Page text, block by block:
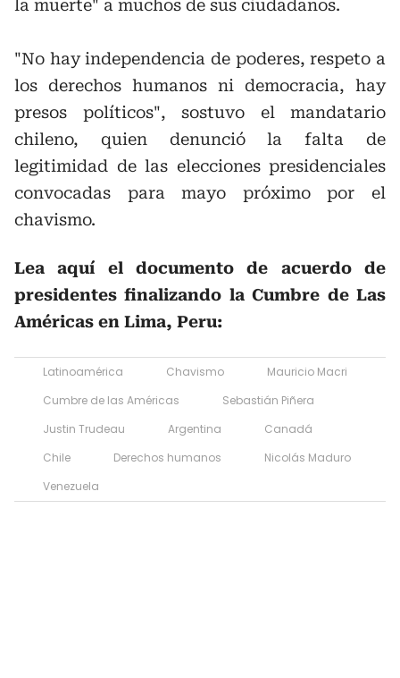
la muerte" a muchos de sus ciudadanos.
"No hay independencia de poderes, respeto a
los derechos humanos ni democracia, hay
presos políticos", sostuvo el mandatario
chileno, quien denunció la falta de
legitimidad de las elecciones presidenciales
convocadas para mayo próximo por el
chavismo.
Lea aquí el documento de acuerdo de
presidentes finalizando la Cumbre de Las
Américas en Lima, Peru:
Latinoamérica Chavismo
Mauricio Macri
Cumbre de las Américas
Sebastián Piñera
Justin Trudeau
Argentina
Canadá
Chile
Derechos humanos
Nicolás Maduro
Venezuela